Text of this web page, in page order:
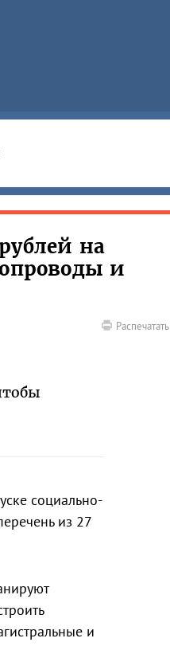
на
и
Распечатать
социально-
из 27
и